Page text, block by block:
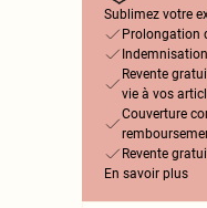
Sublimez votre
Prolongation
Revente
vie à vos
Couverture
Revente
En savoir plus